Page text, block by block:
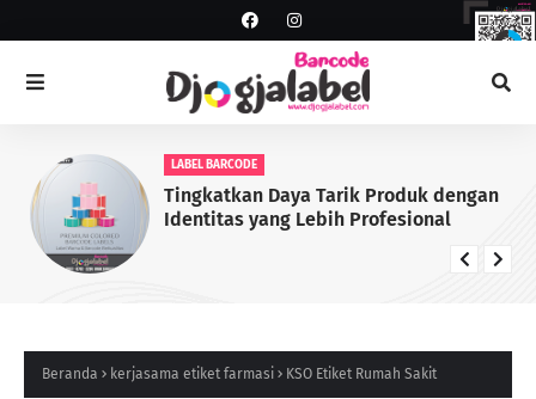
LABEL BARCODE
Tingkatkan Daya Tarik Produk dengan
Identitas yang Lebih Profesional
Beranda kerjasama etiket farmasi KSO Etiket Rumah Sakit